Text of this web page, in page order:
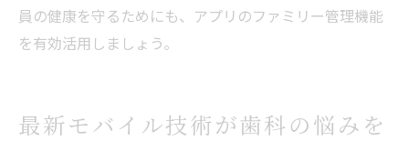
員の健康を守るためにも、アプリのファミリー管理機能
を有効活用しましょう。
最新モバイル技術が歯科の悩みを